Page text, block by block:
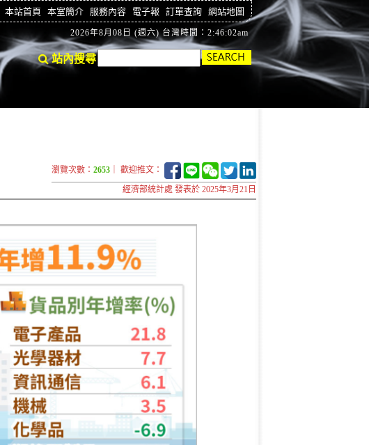
本站首頁 本室簡介 服務內容 電子報 訂單查詢 網站地圖
2026年8月08日 (週六) 台灣時間：2:46:03am
站內搜尋
瀏覽次數： 2653 ｜ 歡迎推文：
經濟部統計處 發表於 2025年3月21日